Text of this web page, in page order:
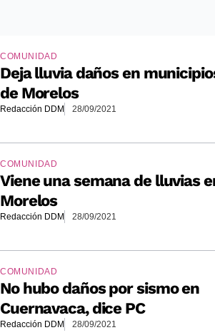
COMUNIDAD
Deja lluvia daños en
de Morelos
Redacción DDM 28/09/2021
COMUNIDAD
Viene una semana de lluvias
Morelos
Redacción DDM 28/09/2021
COMUNIDAD
No hubo daños por sismo en
Cuernavaca, dice PC
Redacción DDM 28/09/2021